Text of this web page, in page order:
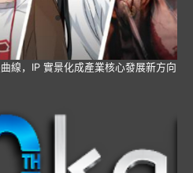
線，IP 實景化成產業核心發展新方向